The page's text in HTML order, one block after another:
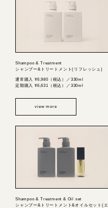
Shampoo & Treatment
シャンプー&トリートメント(リフレッシュ)
通常購入 ¥6,980（税込）／330ml
定期購入 ¥6,631（税込）／330ml
view more
Shampoo & Treatment & Oil set
シャンプー&トリートメント&オイルセット(エ